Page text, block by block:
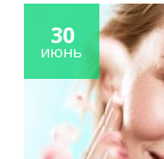
30
июнь